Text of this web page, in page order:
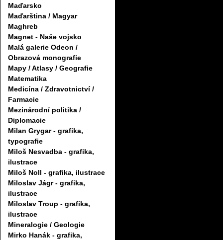
Maďarsko
Maďarština / Magyar
Maghreb
Magnet - Naše vojsko
Malá galerie Odeon /
Obrazová monografie
Mapy / Atlasy / Geografie
Matematika
Medicína / Zdravotnictví /
Farmacie
Mezinárodní politika /
Diplomacie
Milan Grygar - grafika,
typografie
Miloš Nesvadba - grafika,
ilustrace
Miloš Noll - grafika, ilustrace
Miloslav Jágr - grafika,
ilustrace
Miloslav Troup - grafika,
ilustrace
Mineralogie / Geologie
Mirko Hanák - grafika,